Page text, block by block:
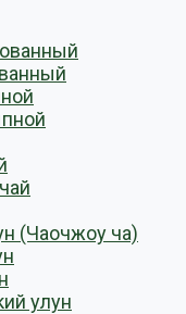
(Чаочжоу ча)
улун